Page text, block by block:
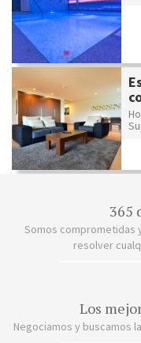
365
Somos comprometidas
resolver
Los
Negociamos y buscamos